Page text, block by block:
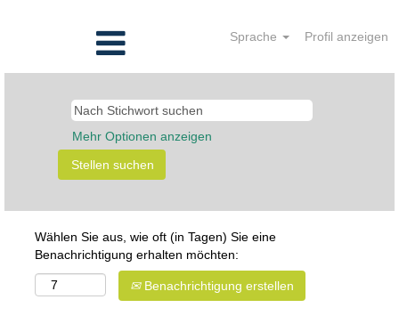
Sprache Profil anzeigen
Mehr Optionen anzeigen
Wählen Sie aus, wie oft (in Tagen) Sie eine
Benachrichtigung erhalten möchten:
Benachrichtigung erstellen